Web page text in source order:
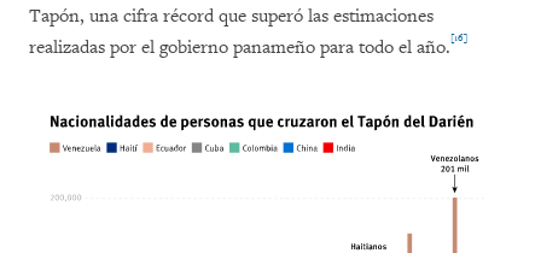
Tapón, una cifra récord que superó las estimaciones
realizadas por el gobierno panameño para todo el año.[16]